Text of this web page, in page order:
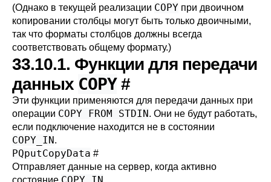
(Однако в текущей реализации COPY при двоичном
копировании столбцы могут быть только двоичными,
так что форматы столбцов должны всегда
соответствовать общему формату.)
33.10.1. Функции для передачи
данных COPY #
Эти функции применяются для передачи данных при
операции COPY FROM STDIN. Они не будут работать,
если подключение находится не в состоянии
COPY_IN.
PQputCopyData #
Отправляет данные на сервер, когда активно
состояние